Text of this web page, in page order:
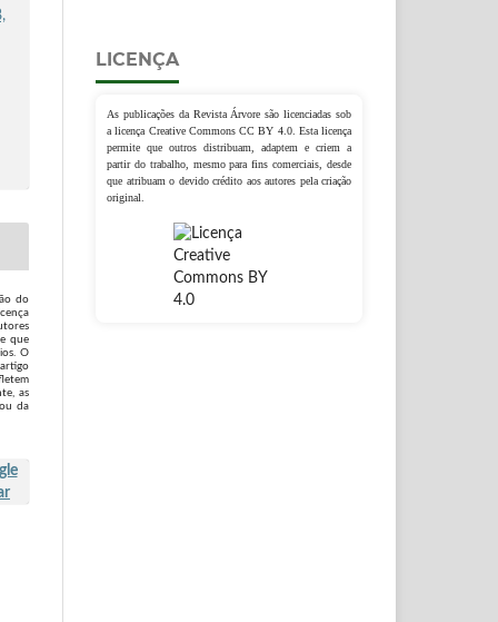
do
que
O
as
da
LICENÇA
As publicações da Revista Árvore são licenciadas sob
a licença Creative Commons CC BY 4.0. Esta licença
permite que outros distribuam, adaptem e criem a
partir do trabalho, mesmo para fins comerciais, desde
que atribuam o devido crédito aos autores pela criação
original.